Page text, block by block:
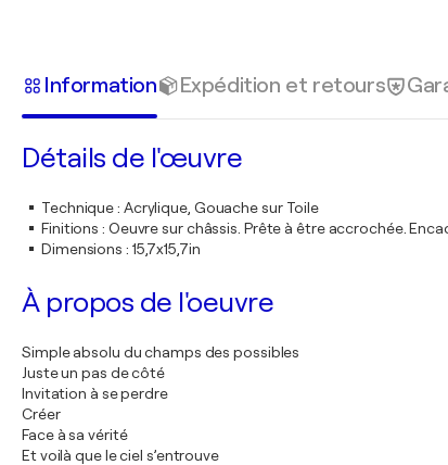
Information Expédition et retours
Détails de l'œuvre
Technique: Acrylique, Gouache sur Toile
Finitions : Oeuvre sur châssis. Prête à être accrochée.
Dimensions : 15,7x15,7in
À propos de l'oeuvre
Simple absolu du champs des possibles
Juste un pas de côté
Invitation à se perdre
Créer
Face à sa vérité
Et voilà que le ciel s’entrouve